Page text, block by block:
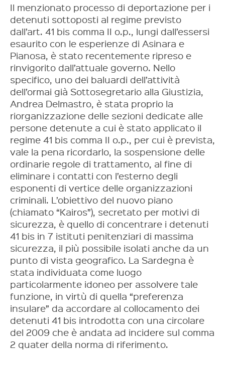
Il menzionato processo di deportazione per i
detenuti sottoposti al regime previsto
dall’art. 41 bis comma II o.p., lungi dall’essersi
esaurito con le esperienze di Asinara e
Pianosa, è stato recentemente ripreso e
rinvigorito dall’attuale governo. Nello
specifico, uno dei baluardi dell’attività
dell’ormai già Sottosegretario alla Giustizia,
Andrea Delmastro, è stata proprio la
riorganizzazione delle sezioni dedicate alle
persone detenute a cui è stato applicato il
regime 41 bis comma II o.p., per cui è prevista,
vale la pena ricordarlo, la sospensione delle
ordinarie regole di trattamento, al fine di
eliminare i contatti con l’esterno degli
esponenti di vertice delle organizzazioni
criminali. L’obiettivo del nuovo piano
(chiamato “Kairos”), secretato per motivi di
sicurezza, è quello di concentrare i detenuti
41 bis in 7 istituti penitenziari di massima
sicurezza, il più possibile isolati anche da un
punto di vista geografico. La Sardegna è
stata individuata come luogo
particolarmente idoneo per assolvere tale
funzione, in virtù di quella “preferenza
insulare” da accordare al collocamento dei
detenuti 41 bis introdotta con una circolare
del 2009 che è andata ad incidere sul comma
2 quater della norma di riferimento.